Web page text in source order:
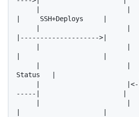
|     SSH+Deploys     |
|-------------------->|
Status   |                     |
-----|                     |